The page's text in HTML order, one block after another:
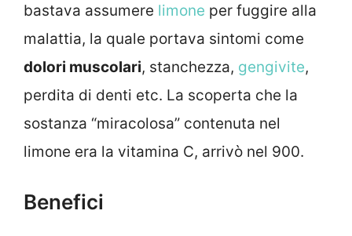
bastava assumere limone per fuggire alla
malattia, la quale portava sintomi come
dolori muscolari, stanchezza, gengivite,
perdita di denti etc. La scoperta che la
sostanza “miracolosa” contenuta nel
limone era la vitamina C, arrivò nel 900.
Benefici